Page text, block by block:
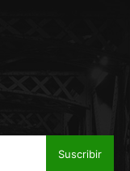
Suscribir